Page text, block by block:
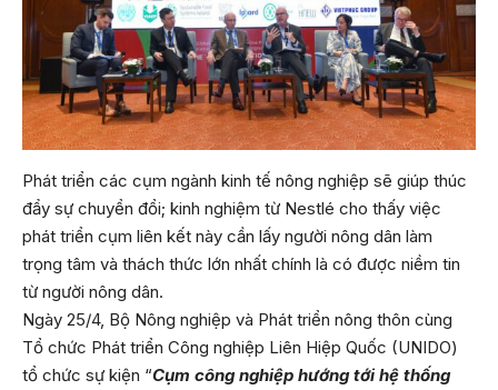
Phát triển các cụm ngành kinh tế nông nghiệp sẽ giúp thúc
đẩy sự chuyển đổi; kinh nghiệm từ Nestlé cho thấy việc
phát triển cụm liên kết này cần lấy người nông dân làm
trọng tâm và thách thức lớn nhất chính là có được niềm tin
từ người nông dân.
Ngày 25/4, Bộ Nông nghiệp và Phát triển nông thôn cùng
Tổ chức Phát triển Công nghiệp Liên Hiệp Quốc (UNIDO)
tổ chức sự kiện “Cụm công nghiệp hướng tới hệ thống